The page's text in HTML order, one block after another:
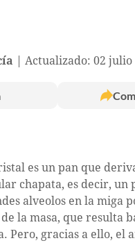
Actualizado: 02 julio
es un pan que
chapata, es decir, un
alveolos en la miga
la masa, que resulta
Pero, gracias a ello, el